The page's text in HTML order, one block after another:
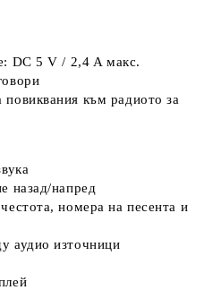
DC 5 V / 2,4 A макс.
към радиото за
назад/напред
номера на песента и
аудио източници